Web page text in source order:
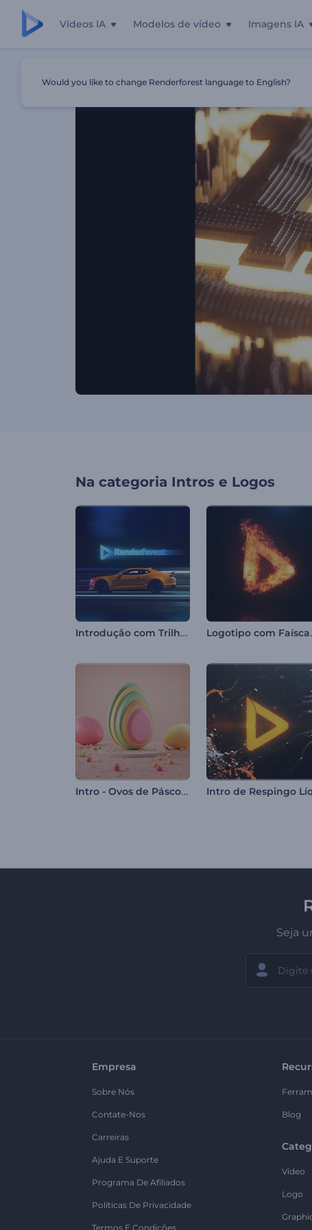
Vídeos IA Modelos de vídeo Imagens IA
Na categoria Intros e Logos
Introdução com Trilhas de Velocidade de Carro
Intro - Ovos de Páscoa Coloridos
Seja
Empresa
Sobre Nós
Contate-Nos
Carreiras
Ajuda E Suporte
Programa De Afiliados
Políticas De Privacidade
Termos E Condições
Blog
Vídeo
Logo
Would you like to change Renderforest language to English?